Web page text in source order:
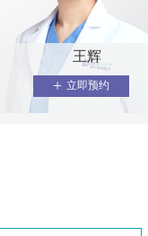
王辉
+ 立即预约